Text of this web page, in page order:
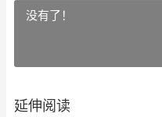
没有了！
延伸阅读